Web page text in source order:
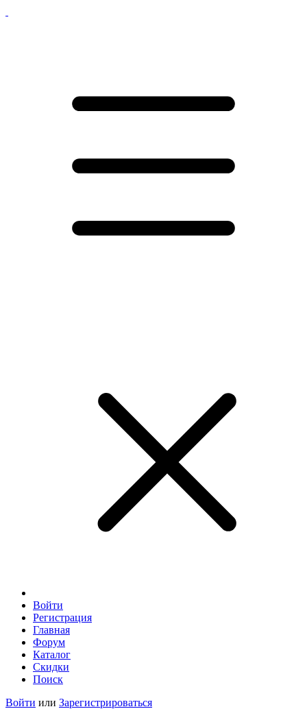
Войти
Регистрация
Главная
Форум
Каталог
Скидки
Поиск
Войти или Зарегистрироваться